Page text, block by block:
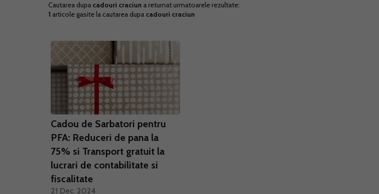
Cautarea dupa cadouri craciun a returnat urmatoarele rezultate:
1 articole gasite la cautarea dupa cadouri craciun
Cadou de Sarbatori pentru
PFA: Reduceri de pana la
75% si Transport gratuit la
lucrari de contabilitate si
fiscalitate
21 Dec. 2024